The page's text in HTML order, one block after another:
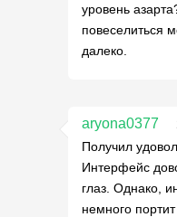
уровень
повеселиться
далеко.
aryona0377
Получил
Интерфейс
глаз. Однако,
немного